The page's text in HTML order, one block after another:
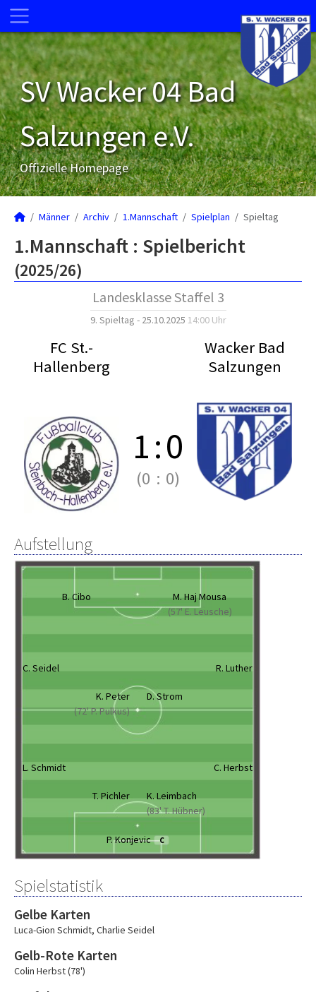
SV Wacker 04 Bad
Salzungen e.V.
Offizielle Homepage
Männer Archiv 1.Mannschaft Spielplan Spieltag
1.Mannschaft : Spielbericht
(2025/26)
Landesklasse Staffel 3
9. Spieltag - 25.10.2025 14:00 Uhr
FC St.-
Hallenberg
Wacker Bad
Salzungen
1:0
(0 : 0)
Aufstellung
B. Cibo
M. Haj Mousa
(57' E. Leusche)
C. Seidel R. Luther
K. Peter
(72' P. Pulkus)
D. Strom
L. Schmidt C. Herbst
T. Pichler
K. Leimbach
(83' T. Hübner)
P. Konjevic C
Spielstatistik
Gelbe Karten
Luca-Gion Schmidt, Charlie Seidel
Gelb-Rote Karten
Colin Herbst (78')